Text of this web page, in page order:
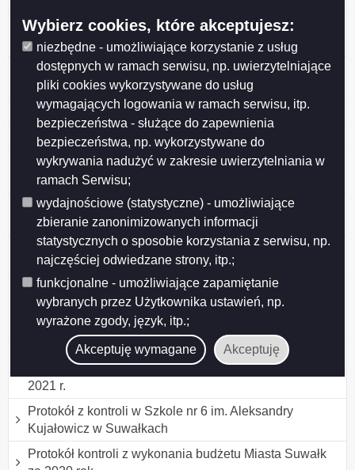
Wybierz cookies, które akceptujesz:
niezbędne - umożliwiające korzystanie z usług
dostępnych w ramach serwisu, np. uwierzytelniające
pliki cookies wykorzystywane do usług
wymagających logowania w ramach serwisu, itp.
bezpieczeństwa - służące do zapewnienia
bezpieczeństwa, np. wykorzystywane do
wykrywania nadużyć w zakresie uwierzytelniania w
ramach Serwisu;
wydajnościowe (statystyczne) - umożliwiające
zbieranie zanonimizowanych informacji
statystycznych o sposobie korzystania z serwisu, np.
najczęściej odwiedzane strony, itp.;
funkcjonalne - umożliwiające zapamiętanie
wybranych przez Użytkownika ustawień, np.
wyrażone zgody, język, itp.;
Akceptuję wymagane Akceptuję
Protokół z kontroli Przedszkola nr 1 w Suwałkach w
zakresie realizacji zadań statutowych
Protokół kontroli w zakresie sprawozdania rocznego z
wykonania budżetu Miasta Suwałk za 2022 rok.
Protokoły kontroli Komisji Rewizyjnej
Protokół z kontroli Suwalskiego Ośrodka Kultury
Protokół z kontroli Przedszkola nr 8 w Suwałkach w
zakresie realizacji zadań statutowych.
Protokół z kontroli w Domu Pomocy Społecznej
"Kalina" w Suwałkach
Protokół kontroli z wykonania budżetu Miasta Suwałk
za 2021 rok.
Protokół z dnia 7 marca 2022 r. z kontroli Centrum
Usług Wspólnych w zakresie realizacji zadań
statutowych.
Protokół z kontroli Powiatowego Zespołu ds. Orzekania
o Niepełnosprawności w Suwałkach z dnia 4 listopada
2021 r.
Protokół z kontroli w Szkole nr 6 im. Aleksandry
Kujałowicz w Suwałkach
Protokół kontroli z wykonania budżetu Miasta Suwałk